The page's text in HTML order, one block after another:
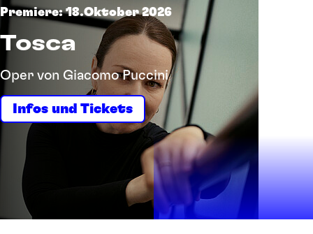
Premiere: 18.Oktober 2026
Tosca
Oper von Giacomo Puccini
Infos und Tickets